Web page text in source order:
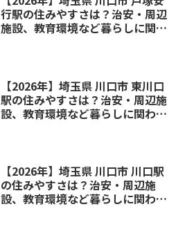
行駅の住みやすさは？治安・周辺
施設、教育環境など暮らしに関わ
【2026年】埼玉県 川口市 東川口
駅の住みやすさは？治安・周辺施
設、教育環境など暮らしに関わる
【2026年】埼玉県 川口市 川口駅
の住みやすさは？治安・周辺施
設、教育環境など暮らしに関わる